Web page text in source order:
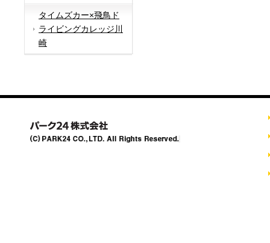
タイムズカー×飛鳥ド
ライビングカレッジ川
崎